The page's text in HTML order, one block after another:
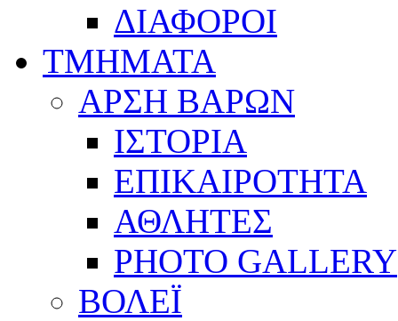
ΔΙΑΦΟΡΟΙ
ΤΜΗΜΑΤΑ
ΑΡΣΗ ΒΑΡΩΝ
ΙΣΤΟΡΙΑ
ΕΠΙΚΑΙΡΟΤΗΤΑ
ΑΘΛΗΤΕΣ
PHOTO GALLERY
ΒΟΛΕΪ